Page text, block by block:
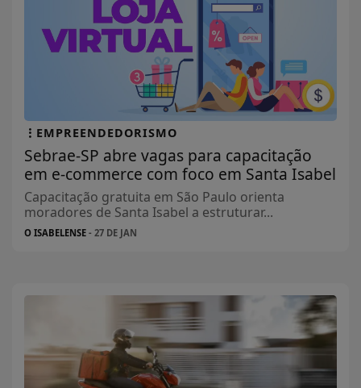
EMPREENDEDORISMO
Sebrae-SP abre vagas para capacitação
em e-commerce com foco em Santa Isabel
Capacitação gratuita em São Paulo orienta
moradores de Santa Isabel a estruturar...
O ISABELENSE - 27 DE JAN